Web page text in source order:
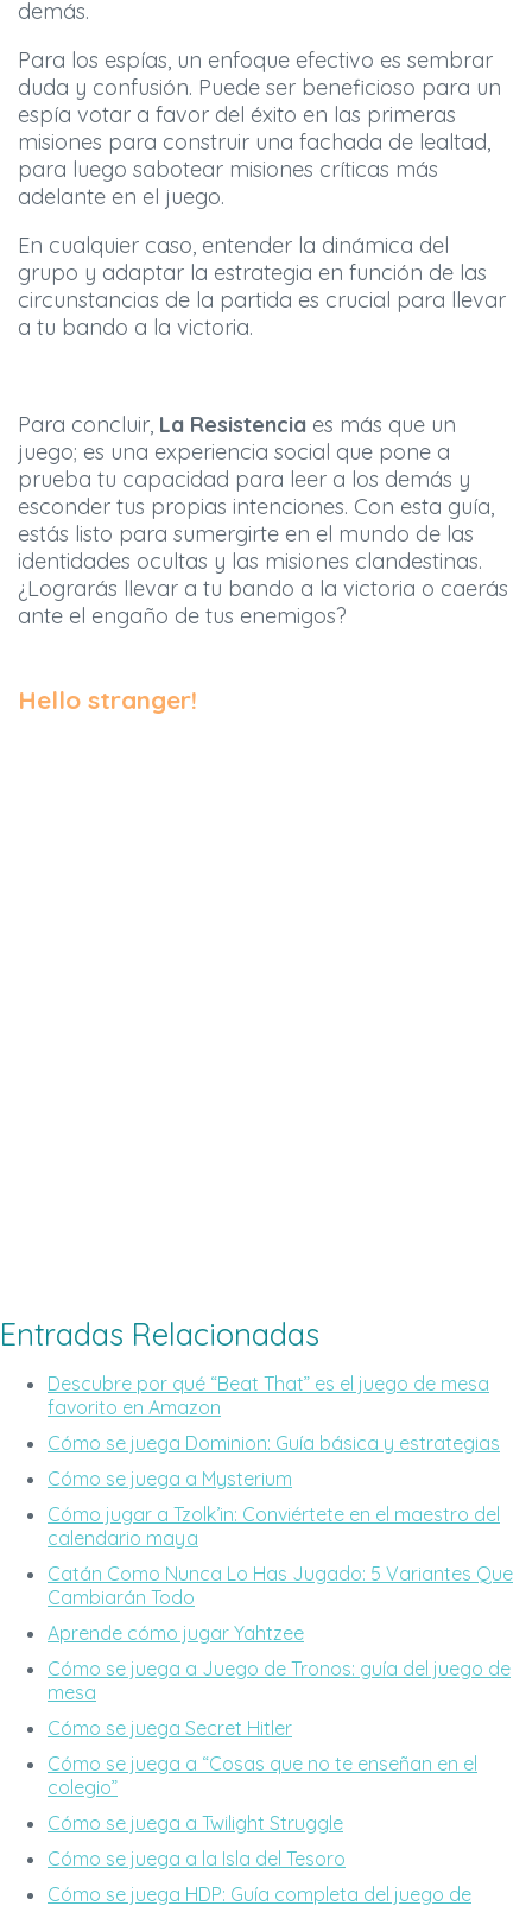
demás.
Para los espías, un enfoque efectivo es sembrar
duda y confusión. Puede ser beneficioso para un
espía votar a favor del éxito en las primeras
misiones para construir una fachada de lealtad,
para luego sabotear misiones críticas más
adelante en el juego.
En cualquier caso, entender la dinámica del
grupo y adaptar la estrategia en función de las
circunstancias de la partida es crucial para llevar
a tu bando a la victoria.
Para concluir, La Resistencia es más que un
juego; es una experiencia social que pone a
prueba tu capacidad para leer a los demás y
esconder tus propias intenciones. Con esta guía,
estás listo para sumergirte en el mundo de las
identidades ocultas y las misiones clandestinas.
¿Lograrás llevar a tu bando a la victoria o caerás
ante el engaño de tus enemigos?
Hello stranger!
Entradas Relacionadas
Descubre por qué “Beat That” es el juego de mesa
favorito en Amazon
Cómo se juega Dominion: Guía básica y estrategias
Cómo se juega a Mysterium
Cómo jugar a Tzolk’in: Conviértete en el maestro del
calendario maya
Catán Como Nunca Lo Has Jugado: 5 Variantes Que
Cambiarán Todo
Aprende cómo jugar Yahtzee
Cómo se juega a Juego de Tronos: guía del juego de
mesa
Cómo se juega Secret Hitler
Cómo se juega a “Cosas que no te enseñan en el
colegio”
Cómo se juega a Twilight Struggle
Cómo se juega a la Isla del Tesoro
Cómo se juega HDP: Guía completa del juego de